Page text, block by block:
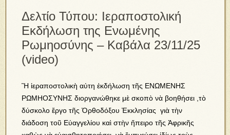
Δελτίο Τύπου: Ιεραποστολική
Εκδήλωση της Ενωμένης
Ρωμηοσύνης – Καβάλα 23/11/25
(video)
Ἢ ἱεραποστολικὴ αὐτη ἐκδήλωση τῆς ΕΝΩΜΕΝΗΣ
ΡΩΜΗΟΣΥΝΗΣ διοργανώθηκε μὲ σκοπὸ νὰ βοηθήσει ,τὸ
δύσκολο ἔργο τῆς Ὀρθοδόξου Ἐκκλησίας γιὰ τὴν
διάδοση τοῦ Εὐαγγελίου καὶ στὴν ἤπειρο τῆς Ἀφρικῆς